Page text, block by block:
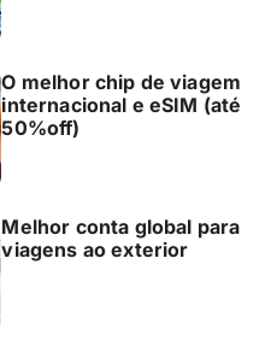
O melhor chip de viagem
internacional e eSIM (até
50%off)
Melhor conta global para
viagens ao exterior